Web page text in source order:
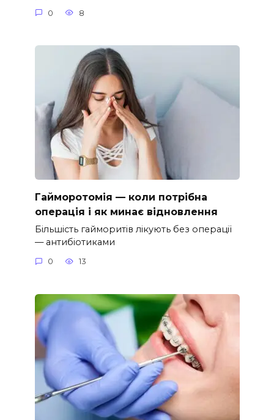
0 8
Гайморотомія — коли потрібна
операція і як минає відновлення
Більшість гайморитів лікують без операції
— антибіотиками
0 13